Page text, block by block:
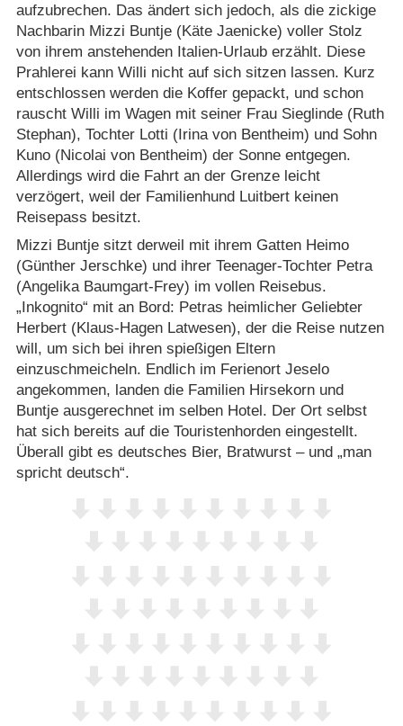
aufzubrechen. Das ändert sich jedoch, als die zickige
Nachbarin Mizzi Buntje (Käte Jaenicke) voller Stolz
von ihrem anstehenden Italien-Urlaub erzählt. Diese
Prahlerei kann Willi nicht auf sich sitzen lassen. Kurz
entschlossen werden die Koffer gepackt, und schon
rauscht Willi im Wagen mit seiner Frau Sieglinde (Ruth
Stephan), Tochter Lotti (Irina von Bentheim) und Sohn
Kuno (Nicolai von Bentheim) der Sonne entgegen.
Allerdings wird die Fahrt an der Grenze leicht
verzögert, weil der Familienhund Luitbert keinen
Reisepass besitzt.
Mizzi Buntje sitzt derweil mit ihrem Gatten Heimo
(Günther Jerschke) und ihrer Teenager-Tochter Petra
(Angelika Baumgart-Frey) im vollen Reisebus.
„Inkognito“ mit an Bord: Petras heimlicher Geliebter
Herbert (Klaus-Hagen Latwesen), der die Reise nutzen
will, um sich bei ihren spießigen Eltern
einzuschmeicheln. Endlich im Ferienort Jeselo
angekommen, landen die Familien Hirsekorn und
Buntje ausgerechnet im selben Hotel. Der Ort selbst
hat sich bereits auf die Touristenhorden eingestellt.
Überall gibt es deutsches Bier, Bratwurst – und „man
spricht deutsch“.